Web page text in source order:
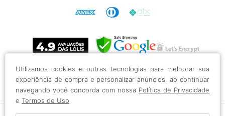
Utilizamos cookies e outras tecnologias para melhorar sua
experiência de compra e personalizar anúncios, ao continuar
navegando você concorda com nossa Política de Privacidade
e Termos de Uso